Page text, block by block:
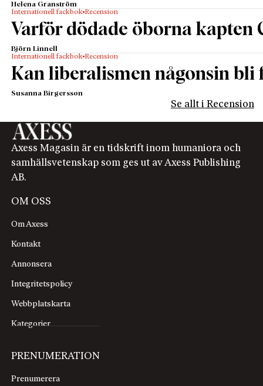
Helena Granström
Internationell fackbok Recension
Varför dödade öborna kapten
Björn Linnell
Internationell fackbok Recension
Kan liberalismen någonsin bli
Susanna Birgersson
Se allt i Recension
Axess Magasin är en tidskrift inom humaniora och
samhällsvetenskap som ges ut av Axess Publishing
AB.
OM OSS
Om Axess
Kontakt
Annonsera
Integritetspolicy
Webbplatskarta
Kategorier
PRENUMERATION
Prenumerera